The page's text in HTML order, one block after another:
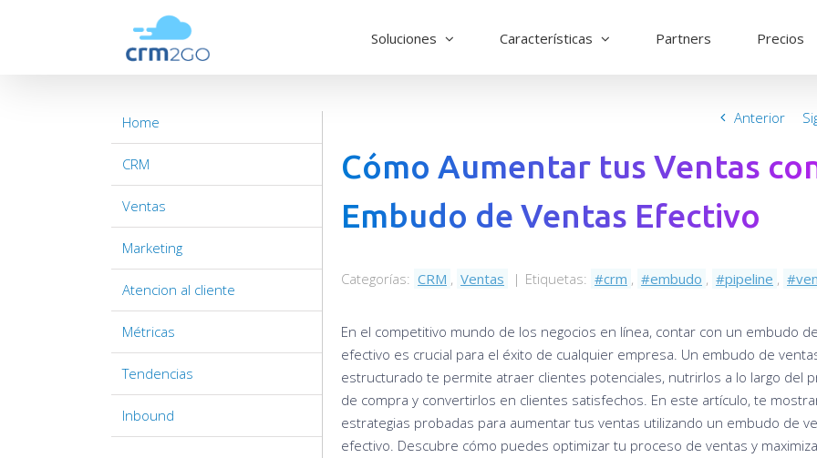
Soluciones Características Partners Precios
Anterior
Cómo Aumentar tus Ventas
Embudo de Ventas Efectivo
Categorías: CRM , Ventas | Etiquetas: crm , embudo , pipeline ,
En el competitivo mundo de los negocios en línea, contar con un embudo
efectivo es crucial para el éxito de cualquier empresa. Un embudo de
estructurado te permite atraer clientes potenciales, nutrirlos a lo largo del
de compra y convertirlos en clientes satisfechos. En este artículo, te
estrategias probadas para aumentar tus ventas utilizando un embudo de
efectivo. Descubre cómo puedes optimizar tu proceso de ventas y
Home
CRM
Ventas
Marketing
Atencion al cliente
Métricas
Tendencias
Inbound